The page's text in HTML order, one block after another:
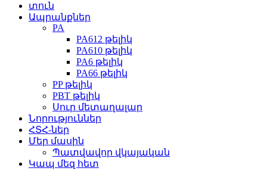
տուն
Ապրանքներ
PA
PA612 թելիկ
PA610 թելիկ
PA6 թելիկ
PA66 թելիկ
PP թելիկ
PBT թելիկ
Սուր մետաղալար
Նորություններ
ՀՏՀ-ներ
Մեր մասին
Պատվավոր վկայական
Կապ մեզ հետ